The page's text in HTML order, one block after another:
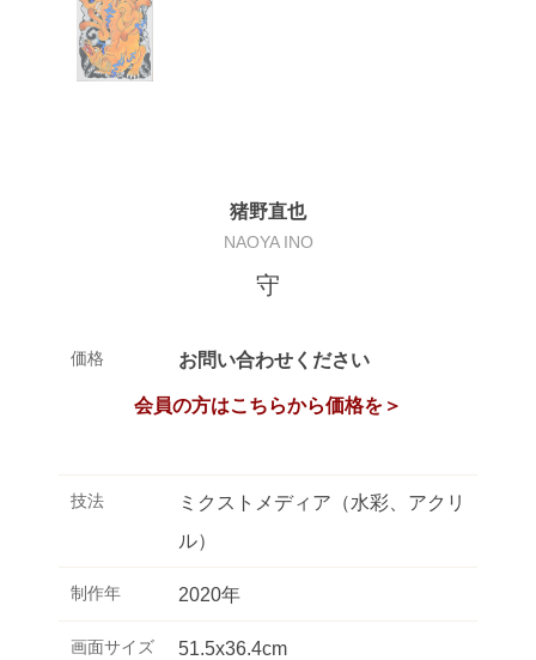
猪野直也
NAOYA INO
守
価格 お問い合わせください
会員の方はこちらから価格を＞
技法
ミクストメディア（水彩、アクリ
ル）
制作年 2020年
画面サイズ 51.5x36.4cm